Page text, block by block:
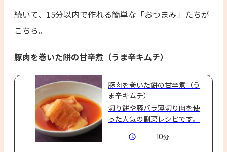
続いて、15分以内で作れる簡単な「おつまみ」たちが
こちら。
豚肉を巻いた餅の甘辛煮（うま辛キムチ）
豚肉を巻いた餅の甘辛煮（う
ま辛キムチ）
切り餅や豚バラ薄切り肉を使
った人気の副菜レシピです。
10分